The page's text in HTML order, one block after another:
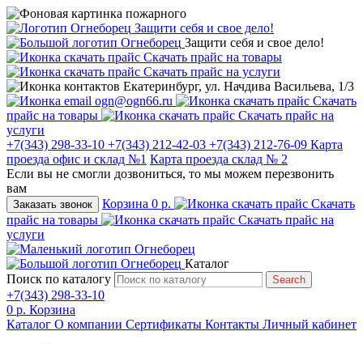
Защити себя и свое дело!
Защити себя и свое дело!
Скачать прайс на товары
Скачать прайс на услуги
Екатеринбург, ул. Начдива Васильева, 1/3
ogn@ogn66.ru
Скачать
прайс на товары
Скачать прайс на
услуги
+7(343) 298-33-10 +7(343) 212-42-03 +7(343) 212-76-09 Карта
проезда офис и склад №1 Карта проезда склад № 2
Если вы не смогли дозвониться, то мы можем перезвонить
вам
Заказать звонок Корзина 0 р.
Скачать
прайс на товары
Скачать прайс на
услуги
Каталог
Поиск по каталогу
Search
+7(343) 298-33-10
0 р. Корзина
Каталог О компании Сертификаты Контакты Личный кабинет